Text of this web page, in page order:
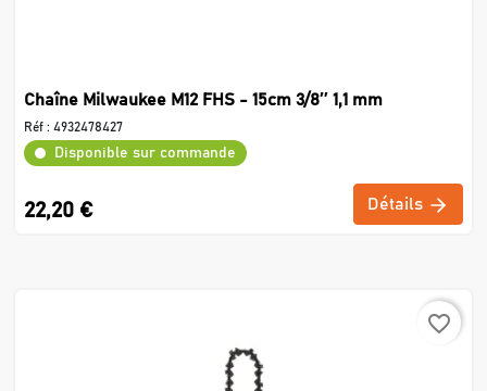
Chaîne Milwaukee M12 FHS - 15cm 3/8″ 1,1 mm
Réf : 4932478427
Disponible sur commande
22,20 € Détails
favorite_border